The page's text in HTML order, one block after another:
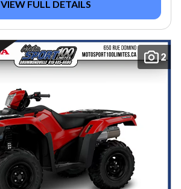
VIEW FULL DETAILS
2